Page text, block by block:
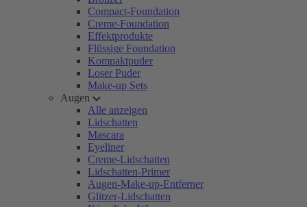
Compact-Foundation
Creme-Foundation
Effektprodukte
Flüssige Foundation
Kompaktpuder
Loser Puder
Make-up Sets
Augen
Alle anzeigen
Lidschatten
Mascara
Eyeliner
Creme-Lidschatten
Lidschatten-Primer
Augen-Make-up-Entferner
Glitzer-Lidschatten